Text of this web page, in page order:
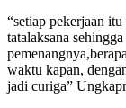
“setiap pekerjaan
tatalaksana
waktu kapan,
jadi curiga”